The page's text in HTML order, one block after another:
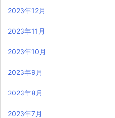
2023年12月
2023年11月
2023年10月
2023年9月
2023年8月
2023年7月